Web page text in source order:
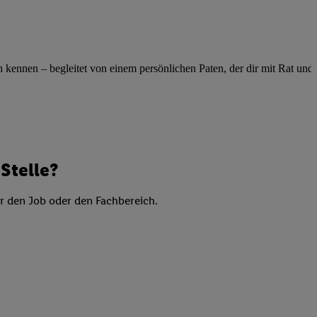
– begleitet von einem persönlichen Paten, der dir mit Rat und
Job oder den Fachbereich.
Quellen,
Analyse
Verwendung
von Profilen